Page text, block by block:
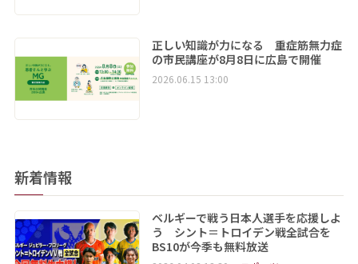
正しい知識が力になる 重症筋無力症
の市民講座が8月8日に広島で開催
2026.06.15 13:00
新着情報
ベルギーで戦う日本人選手を応援しよ
う シント＝トロイデン戦全試合を
BS10が今季も無料放送